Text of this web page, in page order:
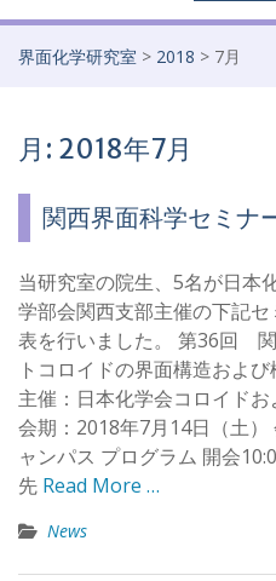
界面化学研究室 > 2018 > 7月
月: 2018年7月
関西界面科学セミナ
当研究室の院生、5名が日本
学部会関西支部主催の下記
表を行いました。 第36回
トコロイドの界面構造およ
主催：日本化学会コロイド
会期：2018年7月14日（土
ャンパス プログラム 開会
先 Read More …
News